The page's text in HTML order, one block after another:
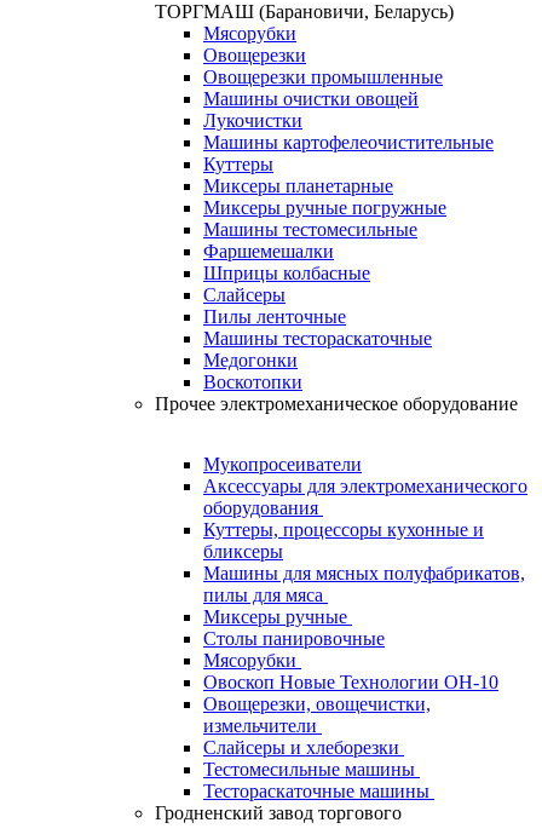
ТОРГМАШ (Барановичи, Беларусь)
Мясорубки
Овощерезки
Овощерезки промышленные
Машины очистки овощей
Лукочистки
Машины картофелеочистительные
Куттеры
Миксеры планетарные
Миксеры ручные погружные
Машины тестомесильные
Фаршемешалки
Шприцы колбасные
Слайсеры
Пилы ленточные
Машины тестораскаточные
Медогонки
Воскотопки
Прочее электромеханическое оборудование
Мукопросеиватели
Аксессуары для электромеханического
оборудования
Куттеры, процессоры кухонные и
бликсеры
Машины для мясных полуфабрикатов,
пилы для мяса
Миксеры ручные
Столы панировочные
Мясорубки
Овоскоп Новые Технологии ОН-10
Овощерезки, овощечистки,
измельчители
Слайсеры и хлеборезки
Тестомесильные машины
Тестораскаточные машины
Гродненский завод торгового